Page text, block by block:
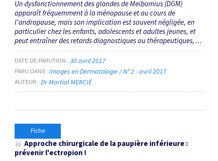
Un dysfonctionnement des glandes de Meibomius (DGM)
apparaît fréquemment à la ménopause et au cours de
l'andropause, mais son implication est souvent négligée, en
particulier chez les enfants, adolescents et adultes jeunes, et
peut entraîner des retards diagnostiques ou thérapeutiques, ...
DATE DE PARUTION 30 avril 2017
PARU DANS Images en Dermatologie / N° 2 - avril 2017
AUTEUR Dr Martial MERCIÉ
Fiche
Approche chirurgicale de la paupière inférieure :
prévenir l'ectropion !